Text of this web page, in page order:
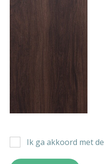
Ik ga akkoord met de